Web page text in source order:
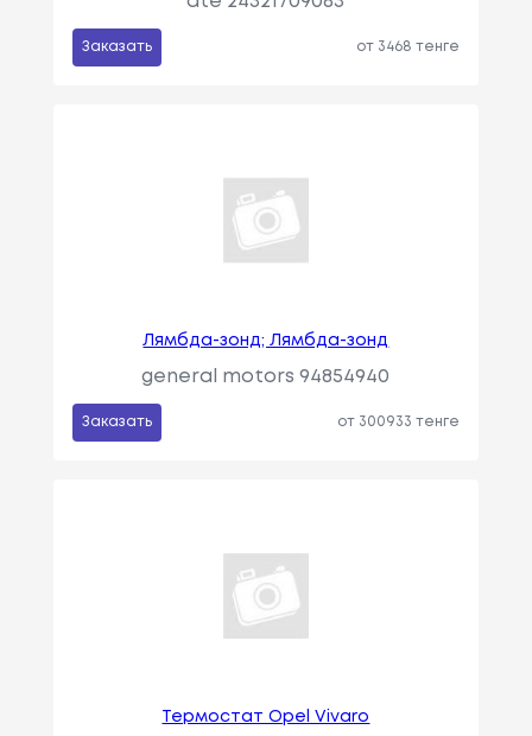
Заказать от 3468 тенге
Лямбда-зонд; Лямбда-зонд
general motors 94854940
Заказать от 300933 тенге
Термостат Opel Vivaro